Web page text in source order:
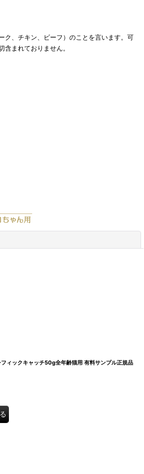
ク、チキン、ビーフ）のことを言います。可
まれておりません。
ィックキャッチ50g全年齢猫用 有料サンプル正規品